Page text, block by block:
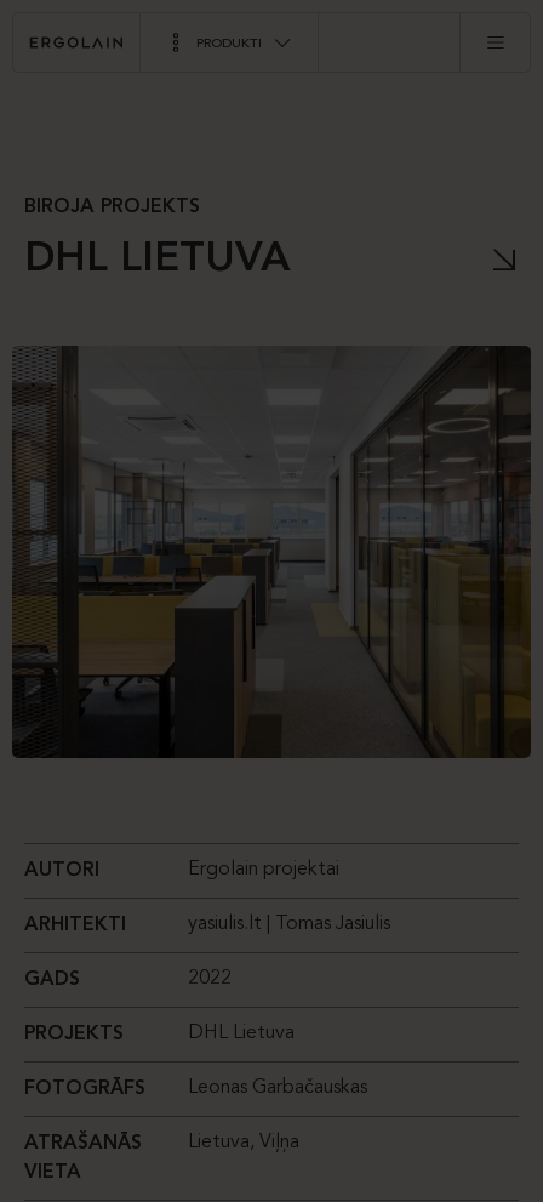
PRODUKTI
BIROJA PROJEKTS
DHL LIETUVA
AUTORI Ergolain projektai
ARHITEKTI yasiulis.lt | Tomas Jasiulis
GADS 2022
PROJEKTS DHL Lietuva
FOTOGRĀFS Leonas Garbačauskas
ATRAŠANĀS
VIETA
Lietuva, Viļņa